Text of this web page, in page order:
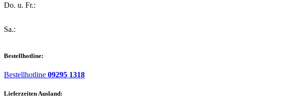
Do. u. Fr.:
Sa.:
Bestellhotline:
Bestellhotline 09295 1318
Lieferzeiten Ausland: